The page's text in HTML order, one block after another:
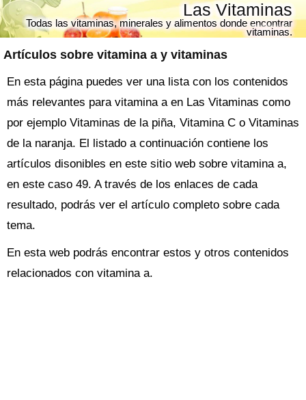
Artículos sobre vitamina a y vitaminas
Las Vitaminas
Todas las vitaminas, minerales y alimentos donde encontrar
vitaminas.
En esta página puedes ver una lista con los contenidos
más relevantes para vitamina a en Las Vitaminas como
por ejemplo Vitaminas de la piña, Vitamina C o Vitaminas
de la naranja. El listado a continuación contiene los
artículos disonibles en este sitio web sobre vitamina a,
en este caso 49. A través de los enlaces de cada
resultado, podrás ver el artículo completo sobre cada
tema.
En esta web podrás encontrar estos y otros contenidos
relacionados con vitamina a.